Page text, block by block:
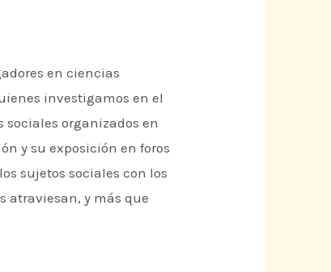
en ciencias
investigamos en el
organizados en
y su exposición en foros
sujetos sociales con los
atraviesan, y más que